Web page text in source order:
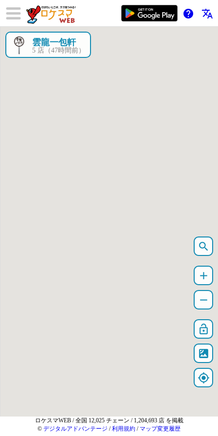
help translate
雲龍一包軒
5 店（47時間前）
search
add
remove
lock_open
satellite
my_location
ロケスマWEB / 全国 12,025 チェーン / 1,204,693 店 を掲載
© デジタルアドバンテージ /利用規約 / マップ変更履歴